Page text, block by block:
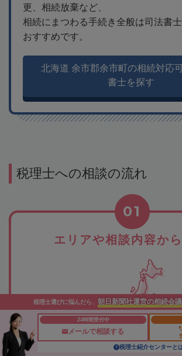
更、相続放棄など、
相続にまつわる手続き全般は司法書
おすすめです。
北海道 余市郡余市町の相続対応
書士を探す
税理士への相談の流れ
エリアや相談内容か
01
希望のエリアや相談したい内容から、税理
税理士選びに悩んだら、 朝日新聞社運営の相続会議
24時間受付中
メールで相談する
税理士紹介センターと